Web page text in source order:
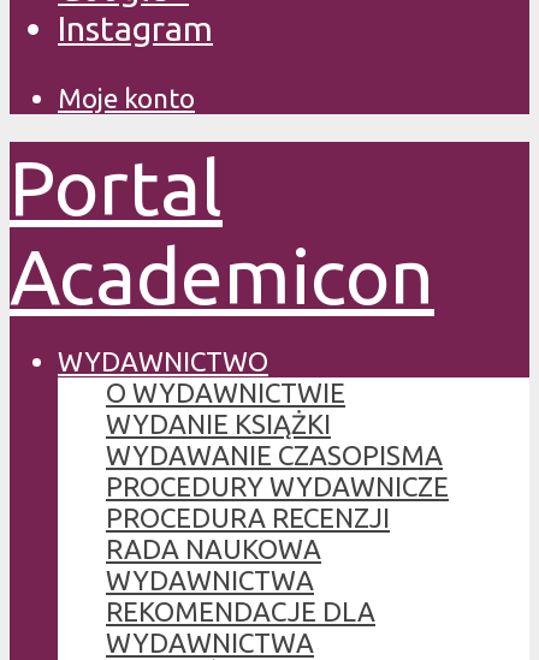
Instagram
Moje konto
Portal
Academicon
WYDAWNICTWO
O WYDAWNICTWIE
WYDANIE KSIĄŻKI
WYDAWANIE CZASOPISMA
PROCEDURY WYDAWNICZE
PROCEDURA RECENZJI
RADA NAUKOWA
WYDAWNICTWA
REKOMENDACJE DLA
WYDAWNICTWA